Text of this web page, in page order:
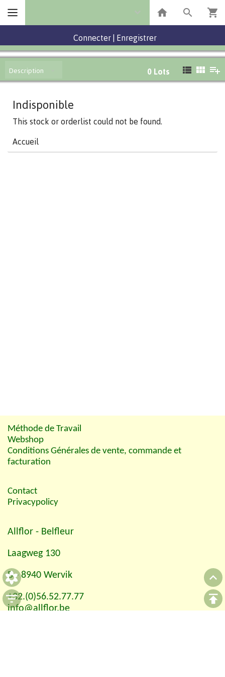
Connecter Enregistrer
Description 0 Lots
Indisponible
This stock or orderlist could not be found.
Accueil
Méthode de Travail
Webshop
Conditions Générales de vente, commande et
facturation
Contact
Privacypolicy
Allflor - Belfleur
Laagweg 130
B - 8940 Wervik
+32.(0)56.52.77.77
info@allflor.be